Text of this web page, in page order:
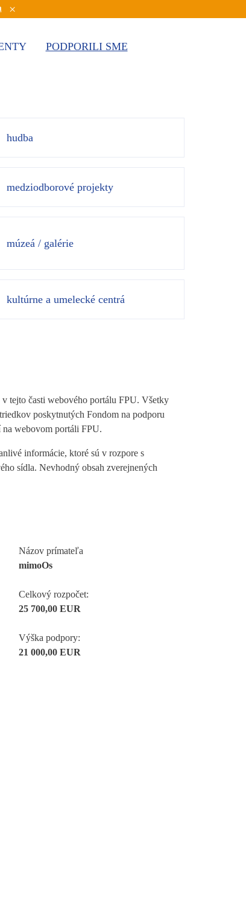
×
PODPORILI SME
hudba
medziodborové projekty
múzeá / galérie
kultúrne a umelecké centrá
tejto časti webového portálu FPU. Všetky
poskytnutých Fondom na podporu
na webovom portáli FPU.
informácie, ktoré sú v rozpore s
sídla. Nevhodný obsah zverejnených
Názov prímateľa
mimoOs
Celkový rozpočet:
25 700,00 EUR
Výška podpory:
21 000,00 EUR